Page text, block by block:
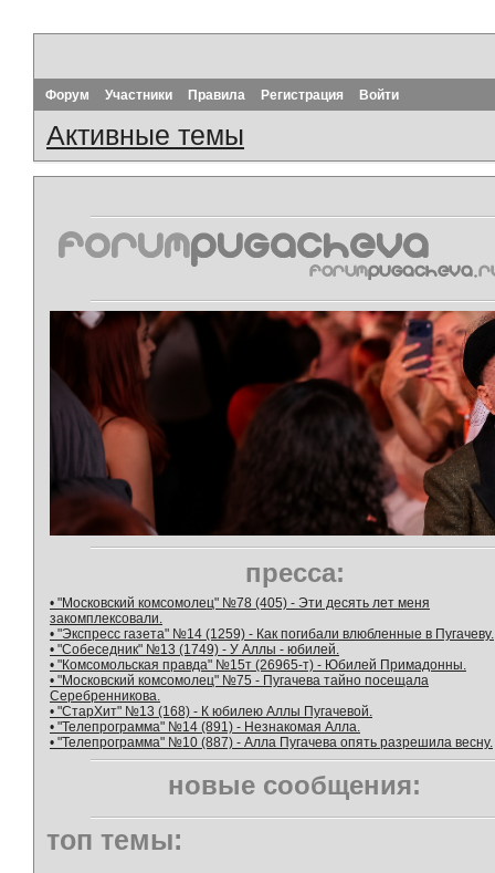
Форум Участники Правила Регистрация Войти
Активные темы
пресса:
• "Московский комсомолец" №78 (405) - Эти десять лет меня
закомплексовали.
• "Экспресс газета" №14 (1259) - Как погибали влюбленные в Пугачеву.
• "Собеседник" №13 (1749) - У Аллы - юбилей.
• "Комсомольская правда" №15т (26965-т) - Юбилей Примадонны.
• "Московский комсомолец" №75 - Пугачева тайно посещала
Серебренникова.
• "СтарХит" №13 (168) - К юбилею Аллы Пугачевой.
• "Телепрограмма" №14 (891) - Незнакомая Алла.
• "Телепрограмма" №10 (887) - Алла Пугачева опять разрешила весну.
новые сообщения:
топ темы: